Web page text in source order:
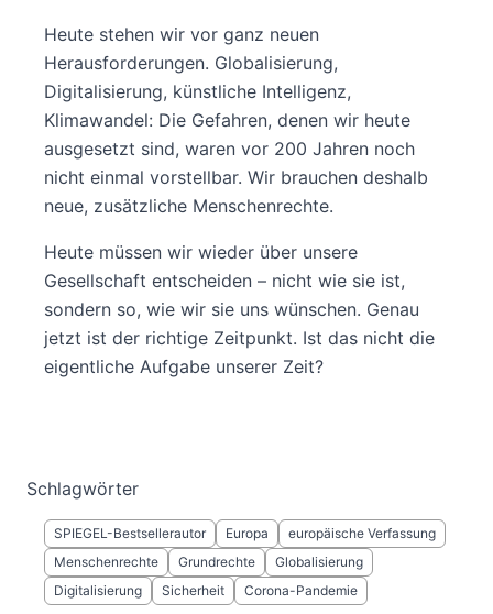
Heute stehen wir vor ganz neuen
Herausforderungen. Globalisierung,
Digitalisierung, künstliche Intelligenz,
Klimawandel: Die Gefahren, denen wir heute
ausgesetzt sind, waren vor 200 Jahren noch
nicht einmal vorstellbar. Wir brauchen deshalb
neue, zusätzliche Menschenrechte.
Heute müssen wir wieder über unsere
Gesellschaft entscheiden – nicht wie sie ist,
sondern so, wie wir sie uns wünschen. Genau
jetzt ist der richtige Zeitpunkt. Ist das nicht die
eigentliche Aufgabe unserer Zeit?
Schlagwörter
SPIEGEL-Bestsellerautor Europa
europäische Verfassung
Menschenrechte
Grundrechte
Globalisierung
Digitalisierung
Sicherheit Corona-Pandemie